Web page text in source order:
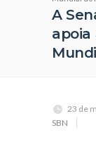
A
apoia
23 de
SBN